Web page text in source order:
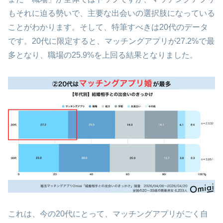
もそれに迫る勢いで、主要な出会いの選択肢になっている
ことがわかります。そして、特筆すべきは20代のデータ
です。20代に限定すると、マッチングアプリが27.2%で最
多となり、職場の25.9%を上回る結果となりました。
これは、今の20代にとって、マッチングアプリがごく自